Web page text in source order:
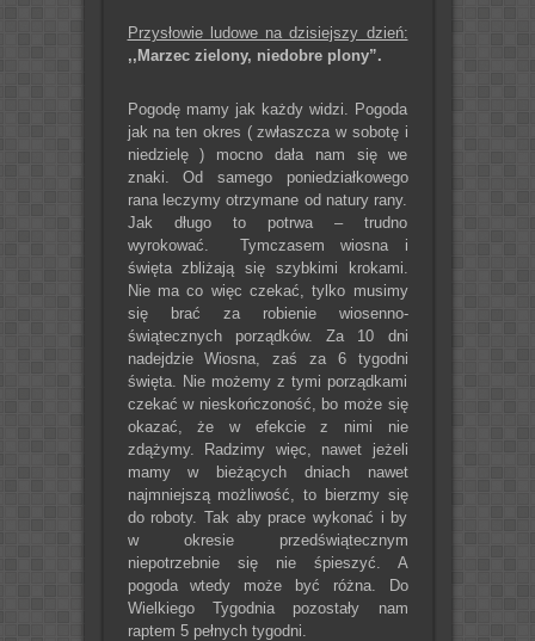
Przysłowie ludowe na dzisiejszy dzień:
,,Marzec zielony, niedobre plony”.
Pogodę mamy jak każdy widzi. Pogoda
jak na ten okres ( zwłaszcza w sobotę i
niedzielę ) mocno dała nam się we
znaki. Od samego poniedziałkowego
rana leczymy otrzymane od natury rany.
Jak długo to potrwa – trudno
wyrokować. Tymczasem wiosna i
święta zbliżają się szybkimi krokami.
Nie ma co więc czekać, tylko musimy
się brać za robienie wiosenno-
świątecznych porządków. Za 10 dni
nadejdzie Wiosna, zaś za 6 tygodni
święta. Nie możemy z tymi porządkami
czekać w nieskończoność, bo może się
okazać, że w efekcie z nimi nie
zdążymy. Radzimy więc, nawet jeżeli
mamy w bieżących dniach nawet
najmniejszą możliwość, to bierzmy się
do roboty. Tak aby prace wykonać i by
w okresie przedświątecznym
niepotrzebnie się nie śpieszyć. A
pogoda wtedy może być różna. Do
Wielkiego Tygodnia pozostały nam
raptem 5 pełnych tygodni.